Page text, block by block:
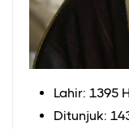
Lahir: 1395 H
Ditunjuk: